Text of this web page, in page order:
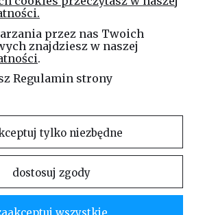
Spółka Jawna
Technologiczna 44
35-213 Rzeszów
e-mail
sklep@elinea.com.pl
internetowej jest firma Linea Jakubczyk – Kłeczek Spółka
i rozpowszechniania treści zamieszczonych na stronie bez
zgody właściciela strony.
przez nas Twoich
znajdziesz w naszej
.
Regulamin strony
tylko niezbędne
dostosuj zgody